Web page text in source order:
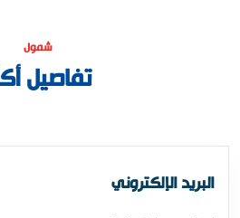
شمول
تفاصيل
البريد الإلكتروني